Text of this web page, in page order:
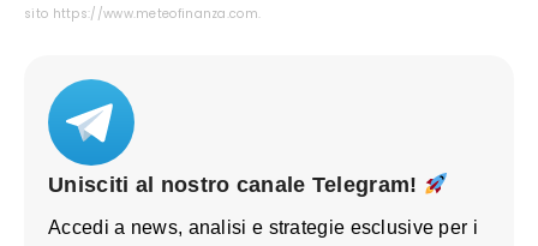
sito https://www.meteofinanza.com.
Unisciti al nostro canale Telegram!
Accedi a news, analisi e strategie esclusive per i